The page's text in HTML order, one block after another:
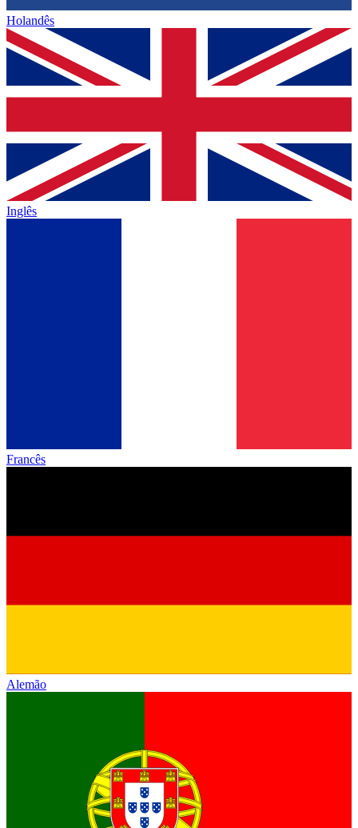
Holandês
Inglês
Francês
Alemão